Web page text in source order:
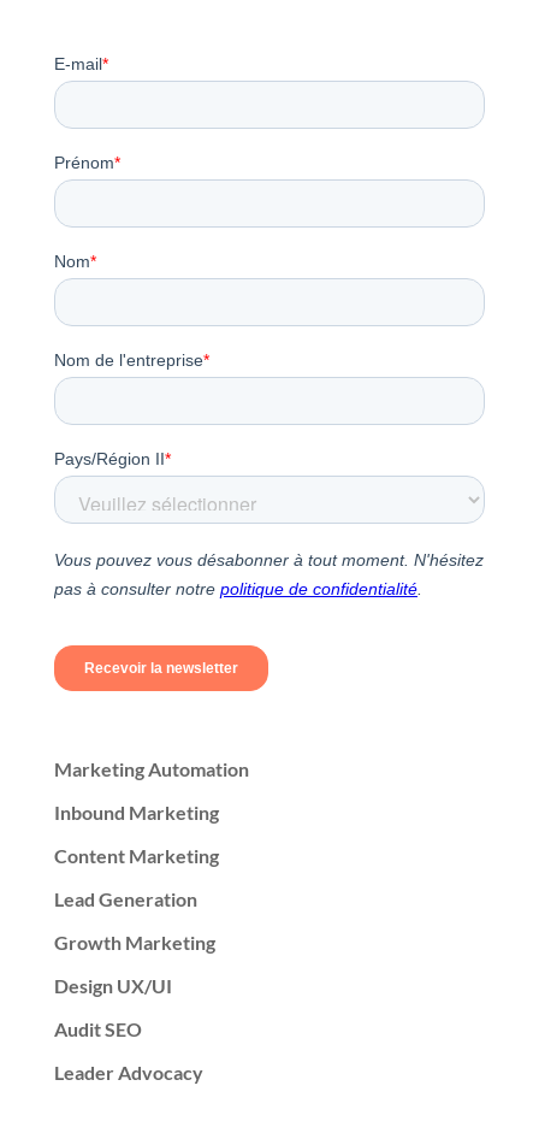
Marketing Automation
Inbound Marketing
Content Marketing
Lead Generation
Growth Marketing
Design UX/UI
Audit SEO
Leader Advocacy